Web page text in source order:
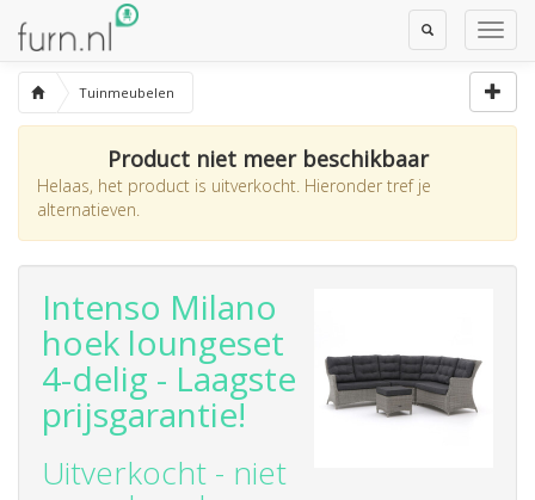
Toggle
Search
Tuinmeubelen
Product niet meer beschikbaar
Helaas, het product is uitverkocht. Hieronder tref je
alternatieven.
Intenso Milano
hoek loungeset
4-delig - Laagste
prijsgarantie!
Uitverkocht - niet